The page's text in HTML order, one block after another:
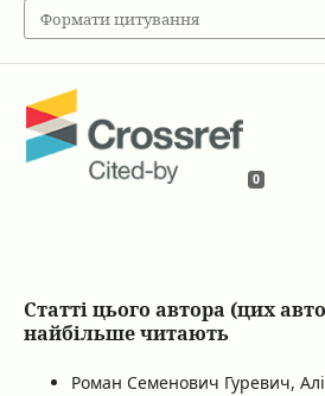
Формати цитування
0
Статті цього автора (цих
найбільше читають
Роман Семенович Гуревич,